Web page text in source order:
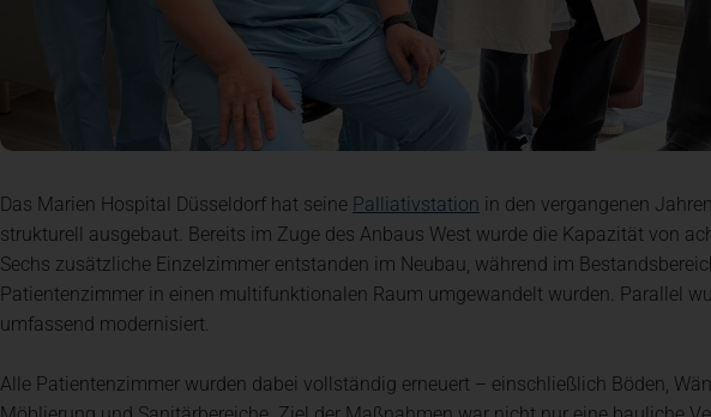
Das Marien Hospital Düsseldorf hat seine Palliativstation (öffnet in einem neuen Tab)
in den vergangenen
strukturell ausgebaut. Bereits im Zuge des Anbaus West wurde die Kapazität von
Sechs zusätzliche Einzelzimmer entstanden im Neubau, während im
Patientenzimmer in einen multifunktionalen Raum umgewandelt wurden. Parallel
umfassend modernisiert.
Alle Patientenzimmer wurden dabei vollständig erneuert – einschließlich Böden,